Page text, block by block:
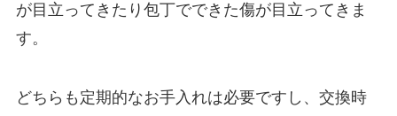
が目立ってきたり包丁でできた傷が目立ってきま
す。
どちらも定期的なお手入れは必要ですし、交換時